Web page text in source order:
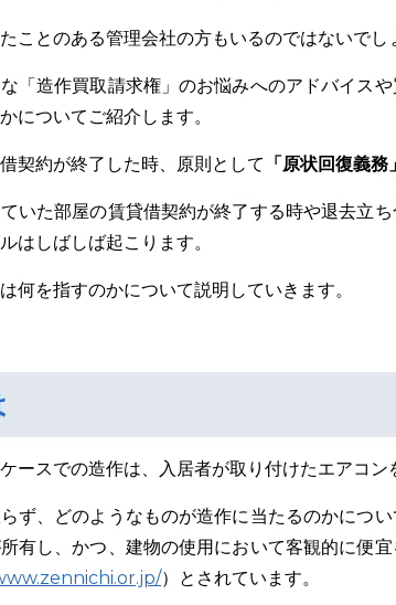
ことのある管理会社の方もいるのではないでし
「造作買取請求権」のお悩みへのアドバイス
についてご紹介します。
契約が終了した時、原則として 「原状回復義務」
いた部屋の賃貸借契約が終了する時や退去立
はしばしば起こります。
何を指すのかについて説明していきます。
ースでの造作は、入居者が取り付けたエアコン
ず、どのようなものが造作に当たるのかにつ
有し、かつ、建物の使用において客観的に便
）とされています。